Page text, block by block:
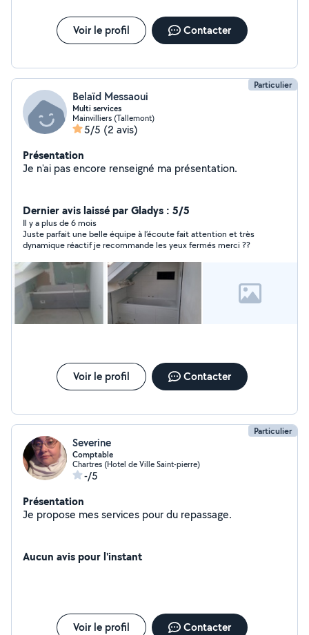
Voir le profil Contacter
Particulier
Belaïd Messaoui
Multi services
Mainvilliers (Tallemont)
5/5 (2 avis)
Présentation
Je n'ai pas encore renseigné ma présentation.
Dernier avis laissé par Gladys : 5/5
Il y a plus de 6 mois
Juste parfait une belle équipe à l’écoute fait attention et très
dynamique réactif je recommande les yeux fermés merci ??
Voir le profil Contacter
Particulier
Severine
Comptable
Chartres (Hotel de Ville Saint-pierre)
-/5
Présentation
Je propose mes services pour du repassage.
Aucun avis pour l'instant
Voir le profil Contacter